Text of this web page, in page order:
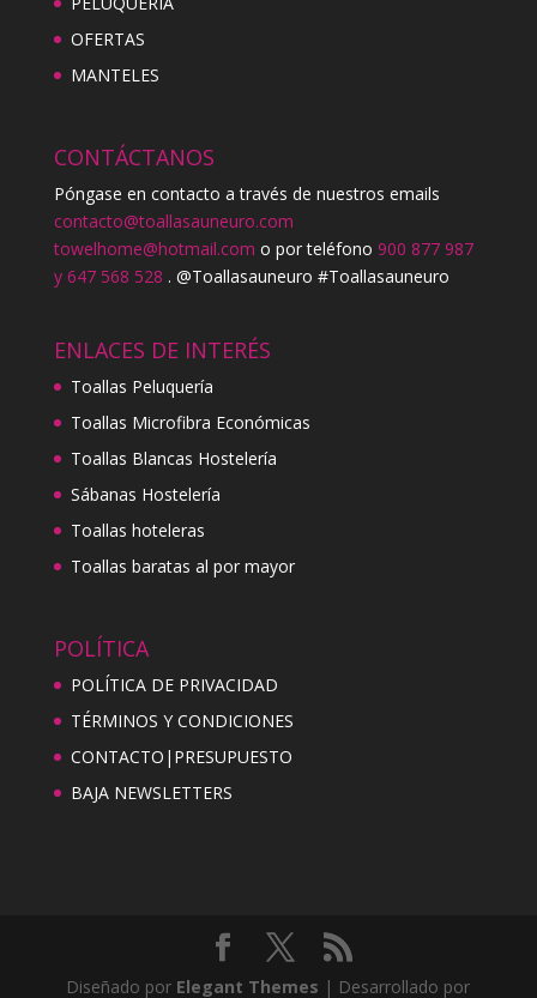
OFERTAS
MANTELES
CONTÁCTANOS
Póngase en contacto a través de nuestros emails
contacto@toallasauneuro.com
towelhome@hotmail.com o por teléfono 900 877 987
y 647 568 528 . @Toallasauneuro #Toallasauneuro
ENLACES DE INTERÉS
Toallas Peluquería
Toallas Microfibra Económicas
Toallas Blancas Hostelería
Sábanas Hostelería
Toallas hoteleras
Toallas baratas al por mayor
POLÍTICA
POLÍTICA DE PRIVACIDAD
TÉRMINOS Y CONDICIONES
CONTACTO|PRESUPUESTO
BAJA NEWSLETTERS
Diseñado por Elegant Themes | Desarrollado por